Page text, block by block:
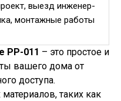
выезд инженер-
монтажные работы
РР-011 – это простое и
вашего дома от
доступа.
таких как